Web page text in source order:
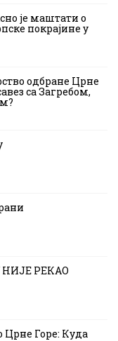
је маштати о
покрајине у
одбране Црне
са Загребом,
НИЈЕ РЕКАО
Црне Горе: Куда